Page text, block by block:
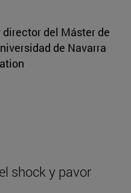
del Máster de
de Navarra
shock y pavor